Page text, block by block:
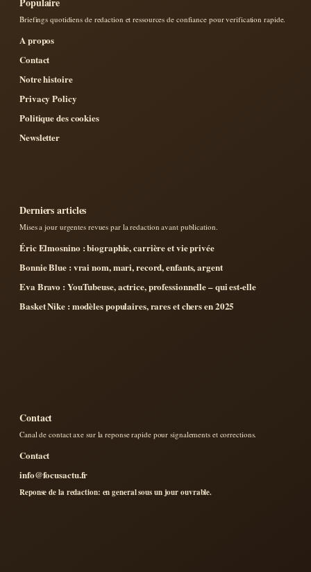
Briefings quotidiens de redaction et ressources de confiance pour verification rapide.
A propos
Contact
Notre histoire
Privacy Policy
Politique des cookies
Newsletter
Derniers articles
Mises a jour urgentes revues par la redaction avant publication.
Éric Elmosnino : biographie, carrière et vie privée
Bonnie Blue : vrai nom, mari, record, enfants, argent
Eva Bravo : YouTubeuse, actrice, professionnelle – qui est-elle
Basket Nike : modèles populaires, rares et chers en 2025
Contact
Canal de contact axe sur la reponse rapide pour signalements et corrections.
Contact
info@focusactu.fr
Reponse de la redaction: en general sous un jour ouvrable.